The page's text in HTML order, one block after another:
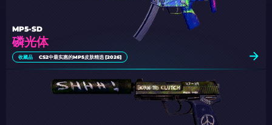
磷光体
MP5-SD
收藏品 CS2中最实惠的MP5皮肤精选 [2026]